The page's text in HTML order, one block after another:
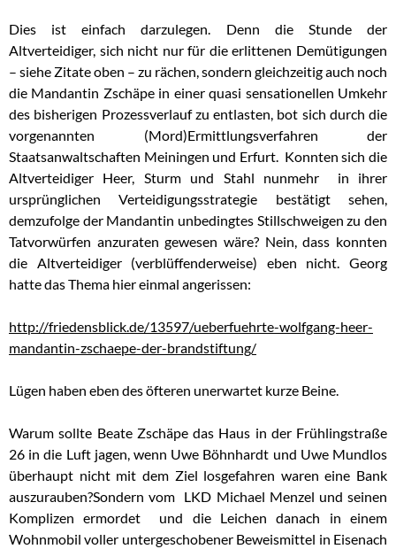
Dies ist einfach darzulegen. Denn die Stunde der
Altverteidiger, sich nicht nur für die erlittenen Demütigungen
– siehe Zitate oben – zu rächen, sondern gleichzeitig auch noch
die Mandantin Zschäpe in einer quasi sensationellen Umkehr
des bisherigen Prozessverlauf zu entlasten, bot sich durch die
vorgenannten (Mord)Ermittlungsverfahren der
Staatsanwaltschaften Meiningen und Erfurt. Konnten sich die
Altverteidiger Heer, Sturm und Stahl nunmehr in ihrer
ursprünglichen Verteidigungsstrategie bestätigt sehen,
demzufolge der Mandantin unbedingtes Stillschweigen zu den
Tatvorwürfen anzuraten gewesen wäre? Nein, dass konnten
die Altverteidiger (verblüffenderweise) eben nicht. Georg
hatte das Thema hier einmal angerissen:
http://friedensblick.de/13597/ueberfuehrte-wolfgang-heer-
mandantin-zschaepe-der-brandstiftung/
Lügen haben eben des öfteren unerwartet kurze Beine.
Warum sollte Beate Zschäpe das Haus in der Frühlingstraße
26 in die Luft jagen, wenn Uwe Böhnhardt und Uwe Mundlos
überhaupt nicht mit dem Ziel losgefahren waren eine Bank
auszurauben?Sondern vom LKD Michael Menzel und seinen
Komplizen ermordet und die Leichen danach in einem
Wohnmobil voller untergeschobener Beweismittel in Eisenach